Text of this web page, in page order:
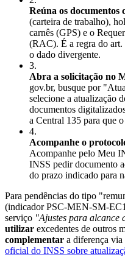
Reúna os documentos
(carteira de trabalho),
carnês (GPS) e o
(RAC). É a regra do art.
o dado divergente.
3.
Abra a solicitação no
gov.br, busque por
selecione a atualização
documentos
a Central 135 para que
4.
Acompanhe o
Acompanhe pelo Meu
INSS pedir documento
do prazo indicado para
Para pendências do tipo
(indicador PSC-MEN-SM-
serviço "Ajustes para
utilizar excedentes de outros
complementar a diferença
oficial do INSS sobre